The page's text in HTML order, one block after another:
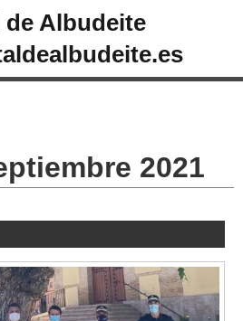
de Albudeite
2021